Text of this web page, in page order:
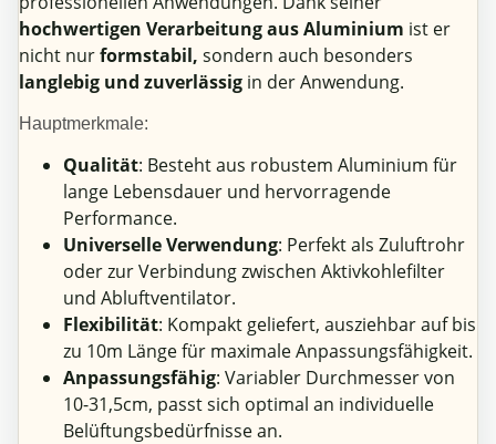
hochwertigen Verarbeitung aus Aluminium ist er
nicht nurformstabil, sondern auch besonders
langlebig und zuverlässig in der Anwendung.
Hauptmerkmale:
Qualität: Besteht aus robustem Aluminium für
lange Lebensdauer und hervorragende
Performance.
Universelle Verwendung: Perfekt als Zuluftrohr
oder zur Verbindung zwischen Aktivkohlefilter
und Abluftventilator.
Flexibilität: Kompakt geliefert, ausziehbar auf bis
zu 10m Länge für maximale Anpassungsfähigkeit.
Anpassungsfähig: Variabler Durchmesser von
10-31,5cm, passt sich optimal an individuelle
Belüftungsbedürfnisse an.